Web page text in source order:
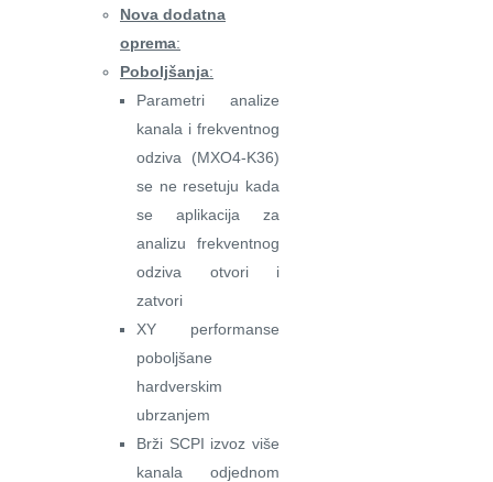
Nova dodatna
oprema:
Poboljšanja:
Parametri analize
kanala i frekventnog
odziva (MXO4-K36)
se ne resetuju kada
se aplikacija za
analizu frekventnog
odziva otvori i
zatvori
XY performanse
poboljšane
hardverskim
ubrzanjem
Brži SCPI izvoz više
kanala odjednom